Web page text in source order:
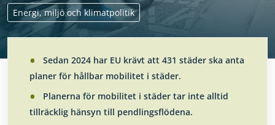
Energi, miljö och klimatpolitik
Sedan 2024 har EU krävt att 431 städer ska anta
planer för hållbar mobilitet i städer.
Planerna för mobilitet i städer tar inte alltid
tillräcklig hänsyn till pendlingsflödena.